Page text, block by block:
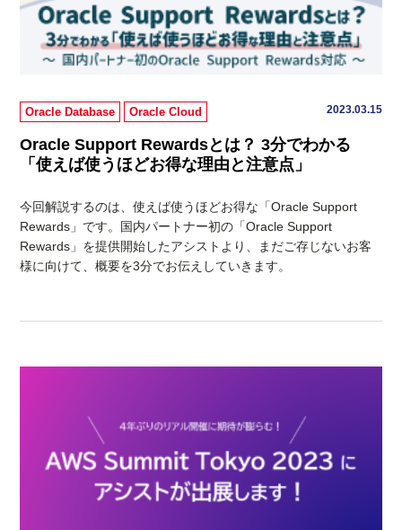
Oracle Database Oracle Cloud 2023.03.15
Oracle Support Rewardsとは？ 3分でわかる
「使えば使うほどお得な理由と注意点」
今回解説するのは、使えば使うほどお得な「Oracle Support
Rewards」です。国内パートナー初の「Oracle Support
Rewards」を提供開始したアシストより、まだご存じないお客
様に向けて、概要を3分でお伝えしていきます。